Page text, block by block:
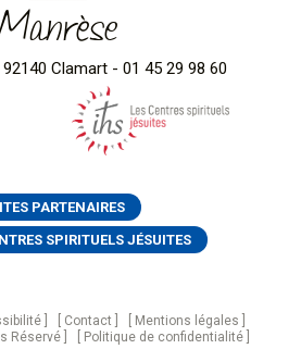
Clamart - 01 45 29 98 60
PARTENAIRES
SPIRITUELS JÉSUITES
Contact
Mentions légales
Réservé Politique de confidentialité